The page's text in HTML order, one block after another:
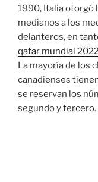
1990, Italia otorgó
medianos a los
delanteros, en
qatar mundial 2022
La mayoría de los
canadienses
se reservan los
segundo y tercero.